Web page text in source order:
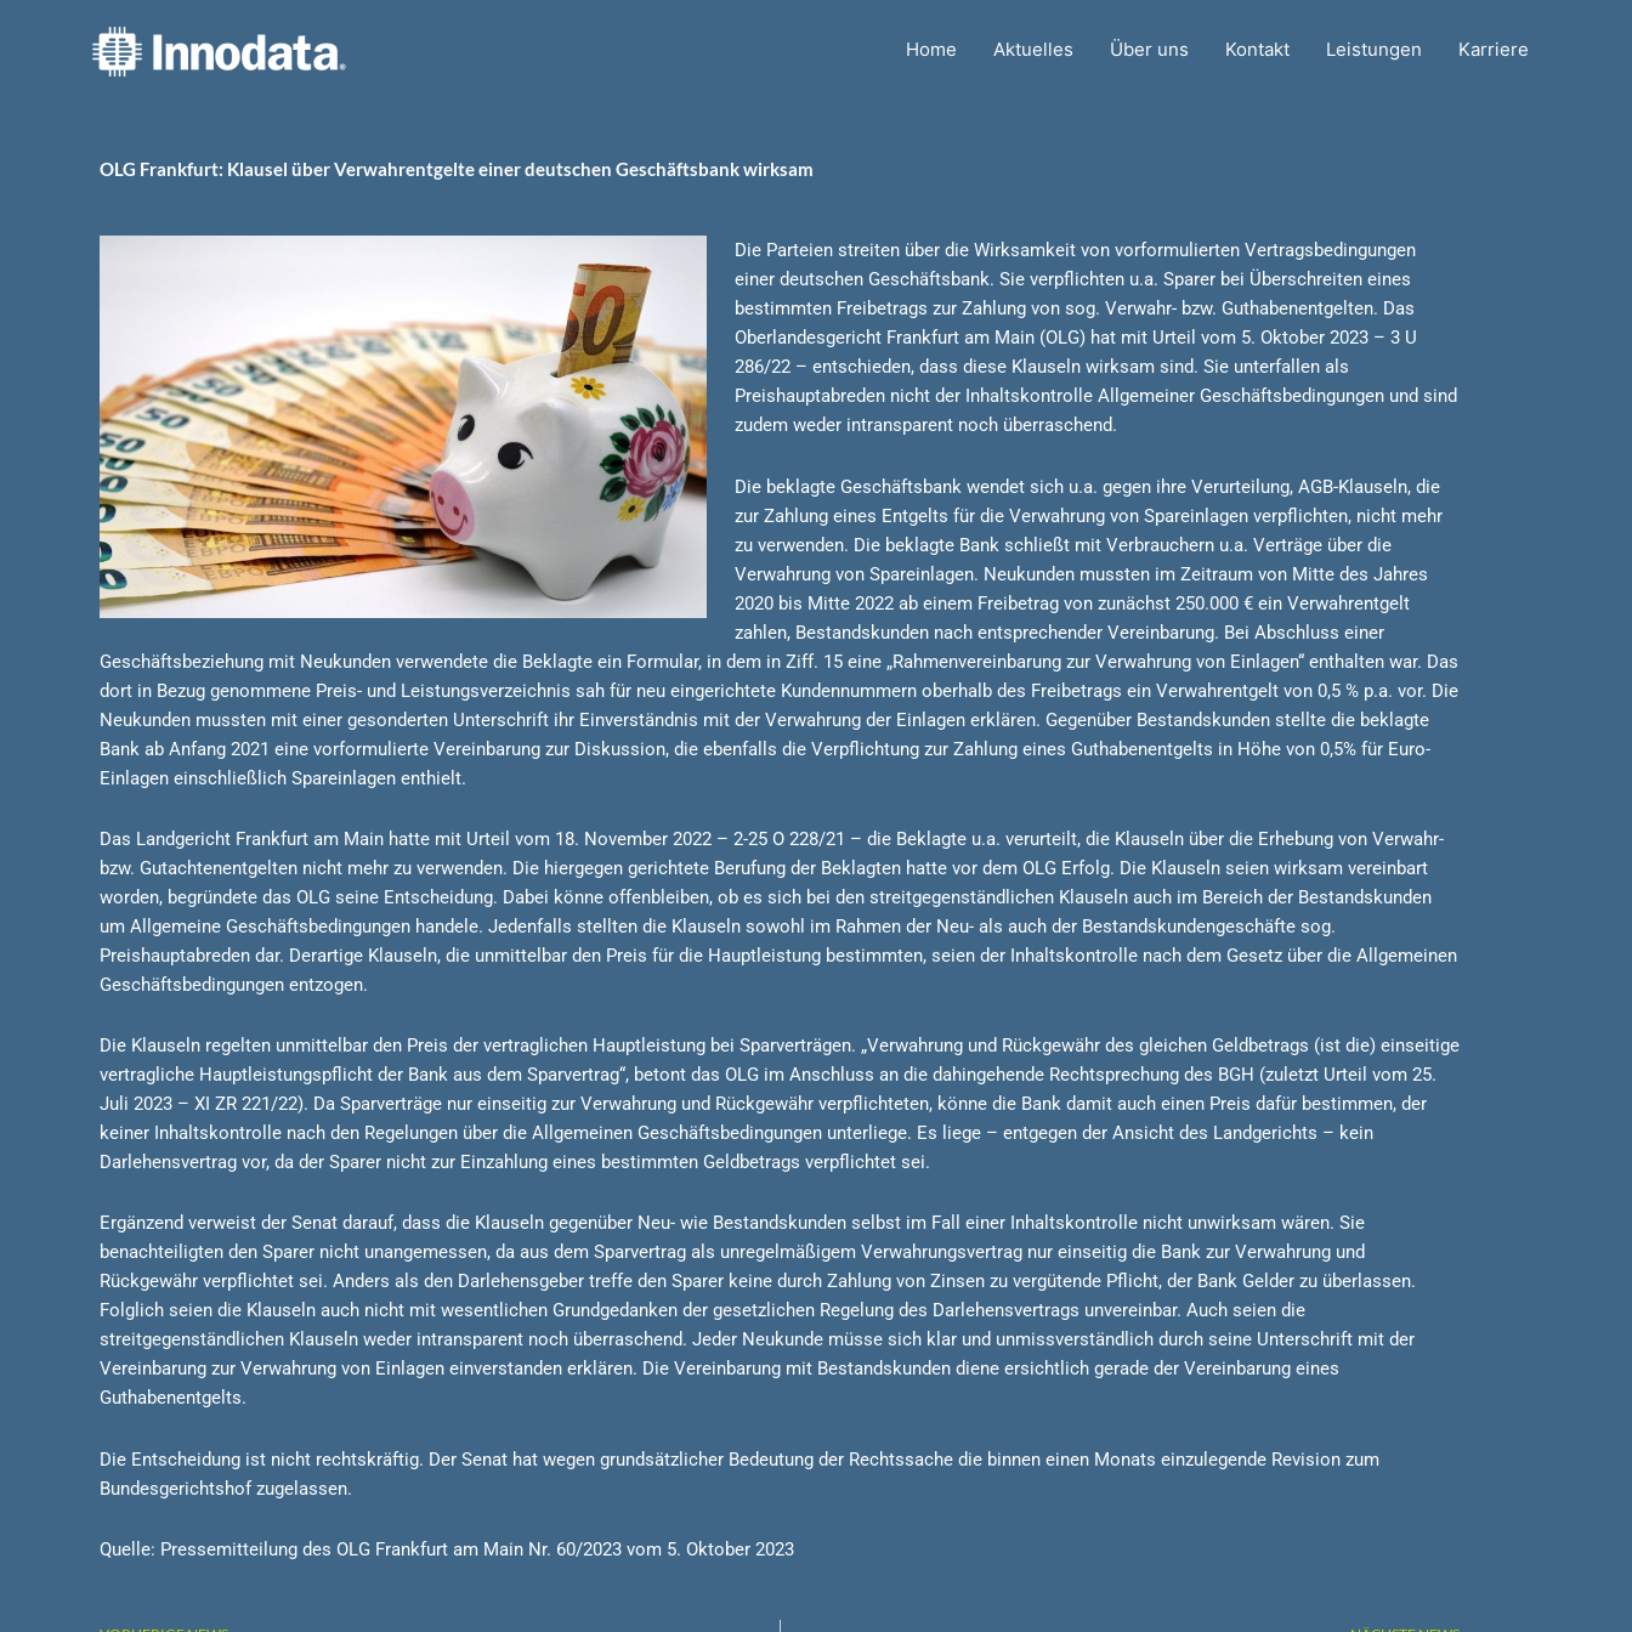
Home Aktuelles Über uns Kontakt Leistungen Karriere
OLG Frankfurt: Klausel über Verwahrentgelte einer deutschen Geschäftsbank wirksam
Die Parteien streiten über die Wirksamkeit von vorformulierten Vertragsbedingungen
einer deutschen Geschäftsbank. Sie verpflichten u.a. Sparer bei Überschreiten eines
bestimmten Freibetrags zur Zahlung von sog. Verwahr- bzw. Guthabenentgelten. Das
Oberlandesgericht Frankfurt am Main (OLG) hat mit Urteil vom 5. Oktober 2023 – 3 U
286/22 – entschieden, dass diese Klauseln wirksam sind. Sie unterfallen als
Preishauptabreden nicht der Inhaltskontrolle Allgemeiner Geschäftsbedingungen und sind
zudem weder intransparent noch überraschend.
Die beklagte Geschäftsbank wendet sich u.a. gegen ihre Verurteilung, AGB-Klauseln, die
zur Zahlung eines Entgelts für die Verwahrung von Spareinlagen verpflichten, nicht mehr
zu verwenden. Die beklagte Bank schließt mit Verbrauchern u.a. Verträge über die
Verwahrung von Spareinlagen. Neukunden mussten im Zeitraum von Mitte des Jahres
2020 bis Mitte 2022 ab einem Freibetrag von zunächst 250.000 € ein Verwahrentgelt
zahlen, Bestandskunden nach entsprechender Vereinbarung. Bei Abschluss einer
Geschäftsbeziehung mit Neukunden verwendete die Beklagte ein Formular, in dem in Ziff. 15 eine „Rahmenvereinbarung zur Verwahrung von Einlagen“ enthalten war. Das
dort in Bezug genommene Preis- und Leistungsverzeichnis sah für neu eingerichtete Kundennummern oberhalb des Freibetrags ein Verwahrentgelt von 0,5 % p.a. vor. Die
Neukunden mussten mit einer gesonderten Unterschrift ihr Einverständnis mit der Verwahrung der Einlagen erklären. Gegenüber Bestandskunden stellte die beklagte
Bank ab Anfang 2021 eine vorformulierte Vereinbarung zur Diskussion, die ebenfalls die Verpflichtung zur Zahlung eines Guthabenentgelts in Höhe von 0,5% für Euro-
Einlagen einschließlich Spareinlagen enthielt.
Das Landgericht Frankfurt am Main hatte mit Urteil vom 18. November 2022 – 2-25 O 228/21 – die Beklagte u.a. verurteilt, die Klauseln über die Erhebung von Verwahr-
bzw. Gutachtenentgelten nicht mehr zu verwenden. Die hiergegen gerichtete Berufung der Beklagten hatte vor dem OLG Erfolg. Die Klauseln seien wirksam vereinbart
worden, begründete das OLG seine Entscheidung. Dabei könne offenbleiben, ob es sich bei den streitgegenständlichen Klauseln auch im Bereich der Bestandskunden
um Allgemeine Geschäftsbedingungen handele. Jedenfalls stellten die Klauseln sowohl im Rahmen der Neu- als auch der Bestandskundengeschäfte sog.
Preishauptabreden dar. Derartige Klauseln, die unmittelbar den Preis für die Hauptleistung bestimmten, seien der Inhaltskontrolle nach dem Gesetz über die Allgemeinen
Geschäftsbedingungen entzogen.
Die Klauseln regelten unmittelbar den Preis der vertraglichen Hauptleistung bei Sparverträgen. „Verwahrung und Rückgewähr des gleichen Geldbetrags (ist die) einseitige
vertragliche Hauptleistungspflicht der Bank aus dem Sparvertrag“, betont das OLG im Anschluss an die dahingehende Rechtsprechung des BGH (zuletzt Urteil vom 25.
Juli 2023 – XI ZR 221/22). Da Sparverträge nur einseitig zur Verwahrung und Rückgewähr verpflichteten, könne die Bank damit auch einen Preis dafür bestimmen, der
keiner Inhaltskontrolle nach den Regelungen über die Allgemeinen Geschäftsbedingungen unterliege. Es liege – entgegen der Ansicht des Landgerichts – kein
Darlehensvertrag vor, da der Sparer nicht zur Einzahlung eines bestimmten Geldbetrags verpflichtet sei.
Ergänzend verweist der Senat darauf, dass die Klauseln gegenüber Neu- wie Bestandskunden selbst im Fall einer Inhaltskontrolle nicht unwirksam wären. Sie
benachteiligten den Sparer nicht unangemessen, da aus dem Sparvertrag als unregelmäßigem Verwahrungsvertrag nur einseitig die Bank zur Verwahrung und
Rückgewähr verpflichtet sei. Anders als den Darlehensgeber treffe den Sparer keine durch Zahlung von Zinsen zu vergütende Pflicht, der Bank Gelder zu überlassen.
Folglich seien die Klauseln auch nicht mit wesentlichen Grundgedanken der gesetzlichen Regelung des Darlehensvertrags unvereinbar. Auch seien die
streitgegenständlichen Klauseln weder intransparent noch überraschend. Jeder Neukunde müsse sich klar und unmissverständlich durch seine Unterschrift mit der
Vereinbarung zur Verwahrung von Einlagen einverstanden erklären. Die Vereinbarung mit Bestandskunden diene ersichtlich gerade der Vereinbarung eines
Guthabenentgelts.
Die Entscheidung ist nicht rechtskräftig. Der Senat hat wegen grundsätzlicher Bedeutung der Rechtssache die binnen einen Monats einzulegende Revision zum
Bundesgerichtshof zugelassen.
Quelle: Pressemitteilung des OLG Frankfurt am Main Nr. 60/2023 vom 5. Oktober 2023